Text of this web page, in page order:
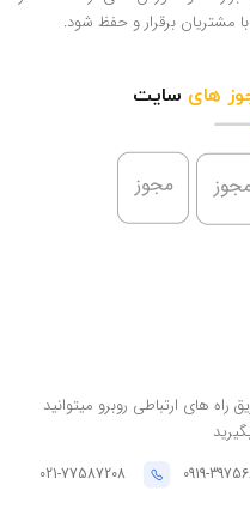
مشتریان برقرار و حفظ شود.
هایسایت
های ارتباطی روبرو میتوانید
0919-
021-77587208